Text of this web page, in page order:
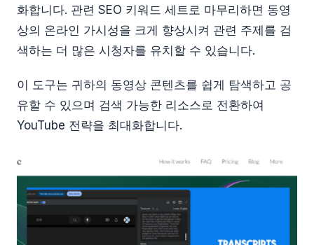
화합니다. 관련 SEO 키워드 세트로 마무리하면 동영
상의 온라인 가시성을 크게 향상시켜 관련 주제를 검
색하는 더 많은 시청자를 유치할 수 있습니다.
이 도구는 귀하의 동영상 콘텐츠를 쉽게 탐색하고 공
유할 수 있으며 검색 가능한 리소스로 전환하여
YouTube 전략을 최대화합니다.